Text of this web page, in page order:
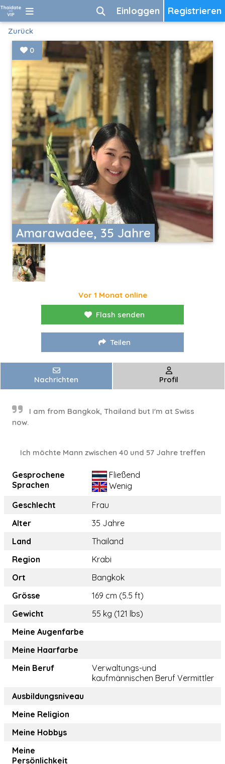
Registrieren
Einloggen
Zurück
Amarawadee, 35 Jahre
0
Vor 1 Monat online
Flash senden
Teilen
Nachrichten Profil
I am from Bangkok, Thailand but I'm at Swiss
now.
Ich möchte Mann zwischen 40 und 57 Jahre treffen
Gesprochene
Sprachen
Fließend
Wenig
Geschlecht
Frau
Alter
35 Jahre
Land
Thailand
Region
Krabi
Ort
Bangkok
Grösse
169 cm (5.5 ft)
Gewicht
55 kg (121 lbs)
Meine Augenfarbe
Meine Haarfarbe
Mein Beruf
Verwaltungs-und
kaufmännischen Beruf Vermittler
Ausbildungsniveau
Meine Religion
Meine Hobbys
Meine
Persönlichkeit